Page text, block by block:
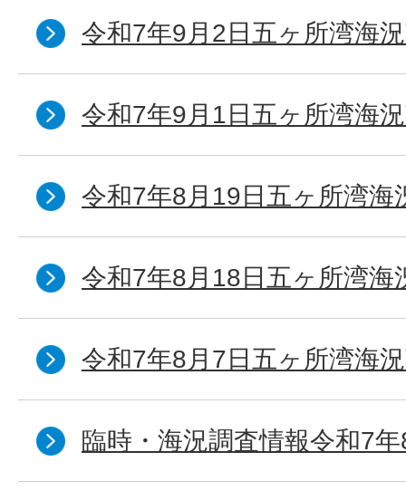
令和7年9月2日五ヶ所湾海
令和7年9月1日五ヶ所湾海
令和7年8月19日五ヶ所湾海
令和7年8月18日五ヶ所湾海
令和7年8月7日五ヶ所湾海
臨時・海況調査情報令和7